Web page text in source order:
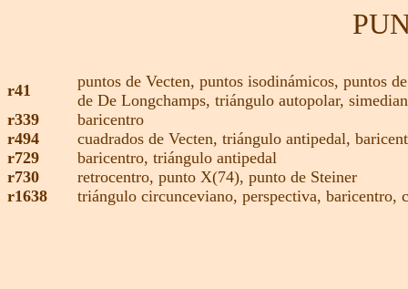
r41 puntos de Vecten, puntos isodinámicos, puntos
de De Longchamps, triángulo autopolar,
r339
baricentro
r494
cuadrados de Vecten, triángulo antipedal,
r729
baricentro, triángulo antipedal
r730
retrocentro, punto X(74), punto de Steiner
r1638
triángulo circunceviano, perspectiva, baricentro,